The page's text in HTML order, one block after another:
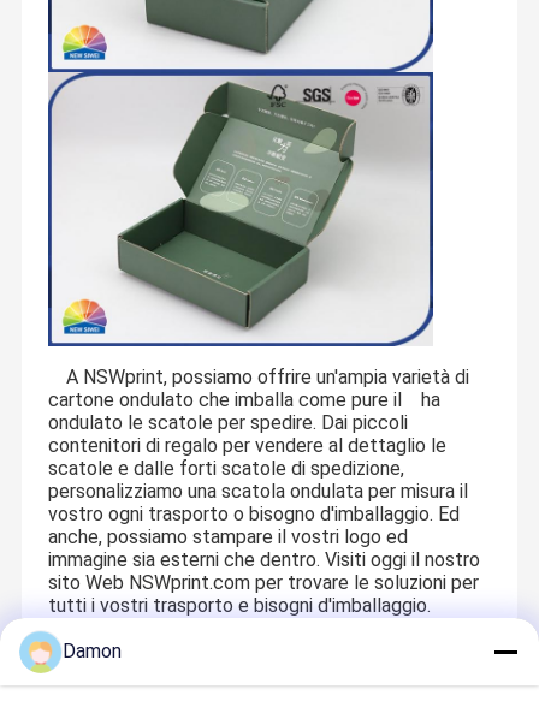
A NSWprint, possiamo offrire un'ampia varietà di
cartone ondulato che imballa come pure il ha
ondulato le scatole per spedire. Dai piccoli
contenitori di regalo per vendere al dettaglio le
scatole e dalle forti scatole di spedizione,
personalizziamo una scatola ondulata per misura il
vostro ogni trasporto o bisogno d'imballaggio. Ed
anche, possiamo stampare il vostri logo ed
immagine sia esterni che dentro. Visiti oggi il nostro
sito Web NSWprint.com per trovare le soluzioni per
tutti i vostri trasporto e bisogni d'imballaggio.
Damon